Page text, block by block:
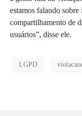
estamos falando
compartilhamento de
usuários”, disse ele.
LGPD